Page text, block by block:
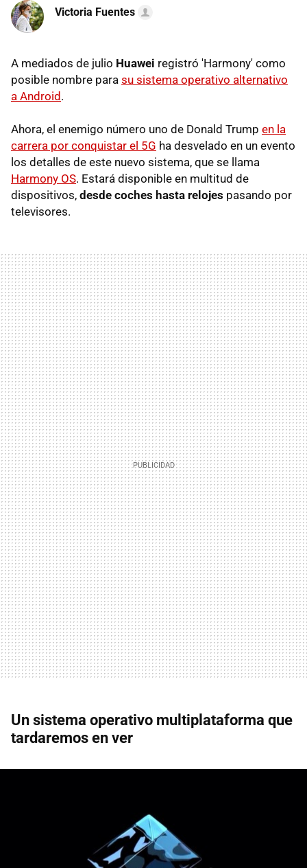
Victoria Fuentes
A mediados de julio Huawei registró 'Harmony' como
posible nombre para su sistema operativo alternativo
a Android.
Ahora, el enemigo número uno de Donald Trump en la
carrera por conquistar el 5G ha desvelado en un evento
los detalles de este nuevo sistema, que se llama
Harmony OS. Estará disponible en multitud de
dispositivos, desde coches hasta relojes pasando por
televisores.
Un sistema operativo multiplataforma que
tardaremos en ver